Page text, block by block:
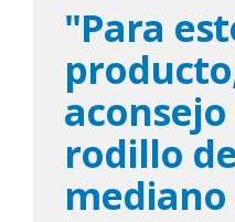
"Para
rodillo